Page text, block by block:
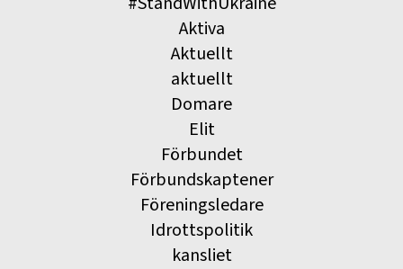
Aktiva
Aktuellt
aktuellt
Domare
Elit
Förbundet
Förbundskaptener
Föreningsledare
Idrottspolitik
kansliet